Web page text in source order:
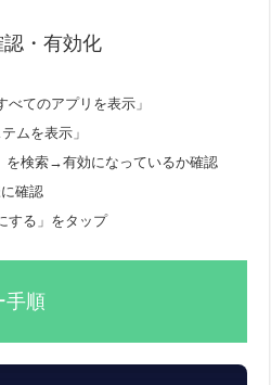
・有効化
てのアプリを表示」
ムを表示」
を検索→有効になっているか確認
確認
する」をタップ
手順